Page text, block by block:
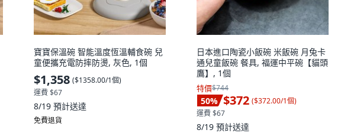
寶寶保溫碗 智能溫度恆溫輔食碗 兒
童便攜充電防摔防燙, 灰色, 1個
$1,358 ($1358.00/1個)
運費 $67
8/19 預計送達
免費退貨
日本進口陶瓷小飯碗 米飯碗 月兔卡
通兒童飯碗 餐具, 福運中平碗【貓頭
鷹】, 1個
特價$744
50% $372 ($372.00/1個)
運費 $67
8/19 預計送達